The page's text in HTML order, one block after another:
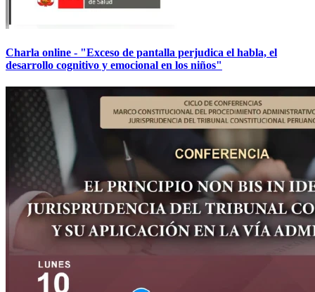
Charla online - "Exceso de pantalla perjudica el habla, el
desarrollo cognitivo y emocional en los niños"